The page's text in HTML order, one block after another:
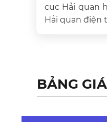
cục Hải quan
Hải quan điện
BẢNG